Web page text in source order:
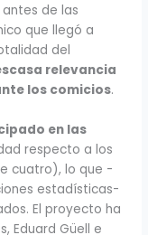
de las
que llegó a
del
relevancia
los comicios.
en las
respecto a los
cuatro), lo que -
estadísticas-
El proyecto ha
Eduard Güell e